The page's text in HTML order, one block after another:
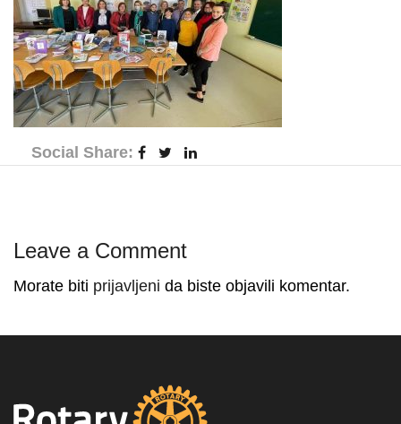
Social Share:
Leave a Comment
Morate biti prijavljeni da biste objavili komentar.